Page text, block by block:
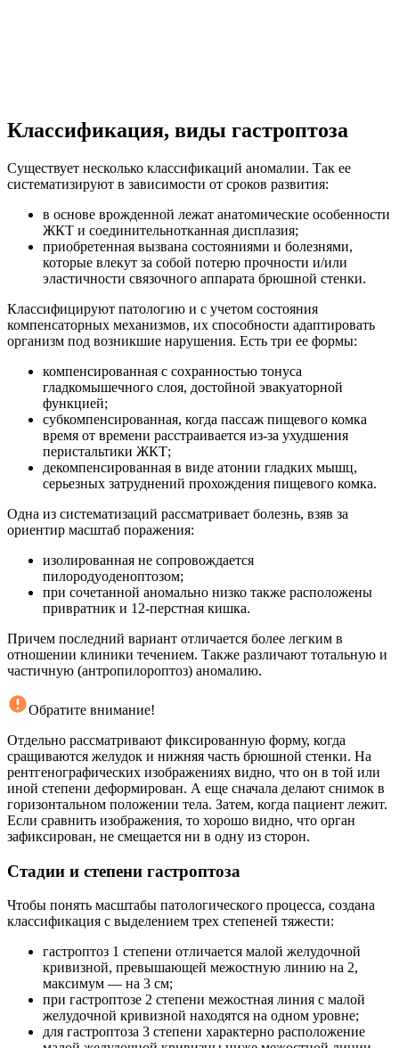
Классификация, виды гастроптоза
Существует несколько классификаций аномалии. Так ее
систематизируют в зависимости от сроков развития:
в основе врожденной лежат анатомические особенности
ЖКТ и соединительнотканная дисплазия;
приобретенная вызвана состояниями и болезнями,
которые влекут за собой потерю прочности и/или
эластичности связочного аппарата брюшной стенки.
Классифицируют патологию и с учетом состояния
компенсаторных механизмов, их способности адаптировать
организм под возникшие нарушения. Есть три ее формы:
компенсированная с сохранностью тонуса
гладкомышечного слоя, достойной эвакуаторной
функцией;
субкомпенсированная, когда пассаж пищевого комка
время от времени расстраивается из-за ухудшения
перистальтики ЖКТ;
декомпенсированная в виде атонии гладких мышц,
серьезных затруднений прохождения пищевого комка.
Одна из систематизаций рассматривает болезнь, взяв за
ориентир масштаб поражения:
изолированная не сопровождается
пилородуоденоптозом;
при сочетанной аномально низко также расположены
привратник и 12-перстная кишка.
Причем последний вариант отличается более легким в
отношении клиники течением. Также различают тотальную и
частичную (антропилороптоз) аномалию.
Обратите внимание!
Отдельно рассматривают фиксированную форму, когда
сращиваются желудок и нижняя часть брюшной стенки. На
рентгенографических изображениях видно, что он в той или
иной степени деформирован. А еще сначала делают снимок в
горизонтальном положении тела. Затем, когда пациент лежит.
Если сравнить изображения, то хорошо видно, что орган
зафиксирован, не смещается ни в одну из сторон.
Стадии и степени гастроптоза
Чтобы понять масштабы патологического процесса, создана
классификация с выделением трех степеней тяжести:
гастроптоз 1 степени отличается малой желудочной
кривизной, превышающей межостную линию на 2,
максимум — на 3 см;
при гастроптозе 2 степени межостная линия с малой
желудочной кривизной находятся на одном уровне;
для гастроптоза 3 степени характерно расположение